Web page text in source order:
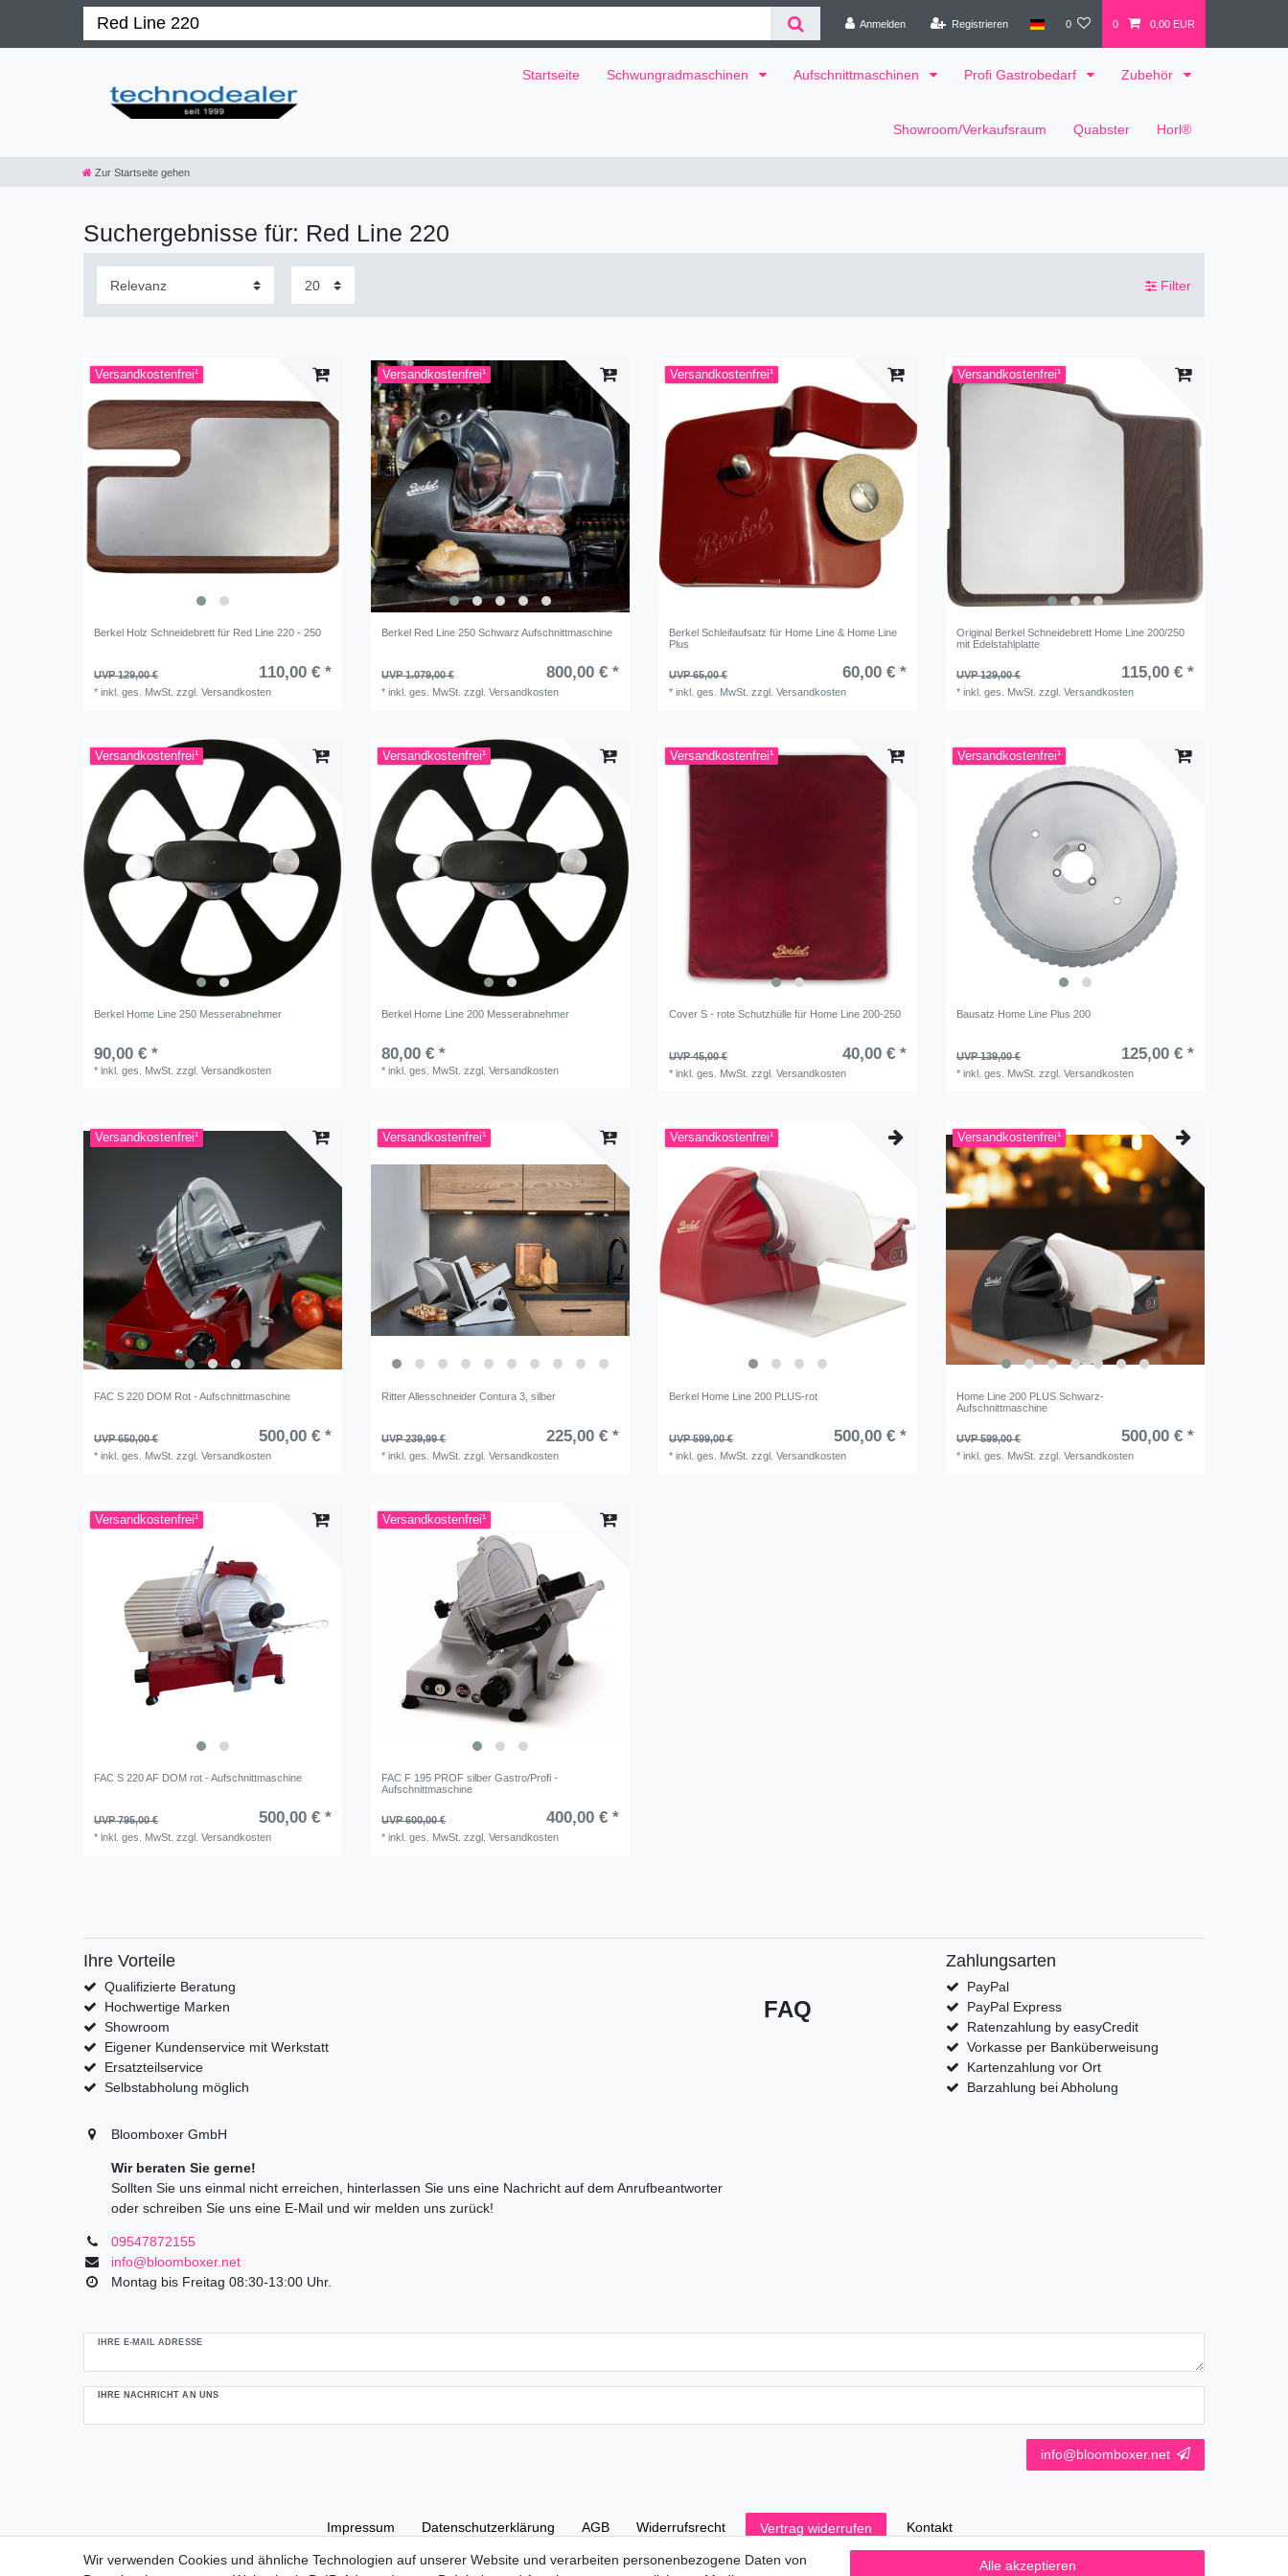
Anmelden Registrieren 0 0 0,00 EUR
Startseite Schwungradmaschinen Aufschnittmaschinen Profi Gastrobedarf Zubehör
Showroom/Verkaufsraum Quabster Horl®
Zur Startseite gehen
Suchergebnisse für: Red Line 220
Filter
Versandkostenfrei¹
Berkel Holz Schneidebrett für Red Line 220 - 250
UVP 129,00 € 110,00 € *
*inkl. ges. MwSt. zzgl.Versandkosten
Versandkostenfrei¹
Berkel Red Line 250 Schwarz Aufschnittmaschine
UVP 1.079,00 € 800,00 € *
*inkl. ges. MwSt. zzgl.Versandkosten
Versandkostenfrei¹
Berkel Schleifaufsatz für Home Line & Home Line
Plus
UVP 65,00 € 60,00 € *
*inkl. ges. MwSt. zzgl.Versandkosten
Versandkostenfrei¹
Original Berkel Schneidebrett Home Line 200/250
mit Edelstahlplatte
UVP 129,00 € 115,00 € *
*inkl. ges. MwSt. zzgl.Versandkosten
Versandkostenfrei¹
Berkel Home Line 250 Messerabnehmer
90,00 € *
*inkl. ges. MwSt. zzgl.Versandkosten
Versandkostenfrei¹
Berkel Home Line 200 Messerabnehmer
80,00 € *
*inkl. ges. MwSt. zzgl.Versandkosten
Versandkostenfrei¹
Cover S - rote Schutzhülle für Home Line 200-250
UVP 45,00 € 40,00 € *
*inkl. ges. MwSt. zzgl.Versandkosten
Versandkostenfrei¹
Bausatz Home Line Plus 200
UVP 139,00 € 125,00 € *
*inkl. ges. MwSt. zzgl.Versandkosten
Versandkostenfrei¹
FAC S 220 DOM Rot - Aufschnittmaschine
UVP 650,00 € 500,00 € *
*inkl. ges. MwSt. zzgl.Versandkosten
Versandkostenfrei¹
Ritter Allesschneider Contura 3, silber
UVP 239,99 € 225,00 € *
*inkl. ges. MwSt. zzgl.Versandkosten
Versandkostenfrei¹
Berkel Home Line 200 PLUS-rot
UVP 599,00 € 500,00 € *
*inkl. ges. MwSt. zzgl.Versandkosten
Versandkostenfrei¹
Home Line 200 PLUS Schwarz-
Aufschnittmaschine
UVP 599,00 € 500,00 € *
*inkl. ges. MwSt. zzgl.Versandkosten
Versandkostenfrei¹
FAC S 220 AF DOM rot - Aufschnittmaschine
UVP 795,00 € 500,00 € *
*inkl. ges. MwSt. zzgl.Versandkosten
Versandkostenfrei¹
FAC F 195 PROF silber Gastro/Profi -
Aufschnittmaschine
UVP 600,00 € 400,00 € *
*inkl. ges. MwSt. zzgl.Versandkosten
Ihre Vorteile
Qualifizierte Beratung
Hochwertige Marken
Showroom
Eigener Kundenservice mit Werkstatt
Ersatzteilservice
Selbstabholung möglich
FAQ
Zahlungsarten
PayPal
PayPal Express
Ratenzahlung by easyCredit
Vorkasse per Banküberweisung
Kartenzahlung vor Ort
Barzahlung bei Abholung
Bloomboxer GmbH
Wir beraten Sie gerne!
Sollten Sie uns einmal nicht erreichen, hinterlassen Sie uns eine Nachricht auf dem Anrufbeantworter
oder schreiben Sie uns eine E-Mail und wir melden uns zurück!
09547872155
info@bloomboxer.net
Montag bis Freitag 08:30-13:00 Uhr.
IHRE E-MAIL ADRESSE
IHRE NACHRICHT AN UNS
Ceres::Template.mailFormHoneypotLabel
info@bloomboxer.net
Impressum Daten­schutz­erklärung AGB Widerrufs­recht Vertrag widerrufen Kontakt
Wir verwenden Cookies und ähnliche Technologien auf unserer Website und verarbeiten personenbezogene Daten von
Alle akzeptieren